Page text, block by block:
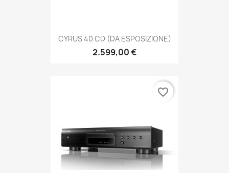
CYRUS 40 CD (DA ESPOSIZIONE)
2.599,00 €
favorite_border